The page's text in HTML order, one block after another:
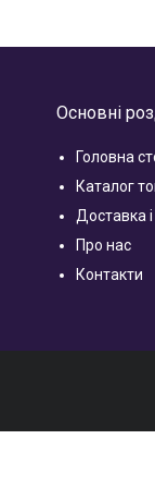
Основні
Головна
Каталог
Доставка
Про нас
Контакти